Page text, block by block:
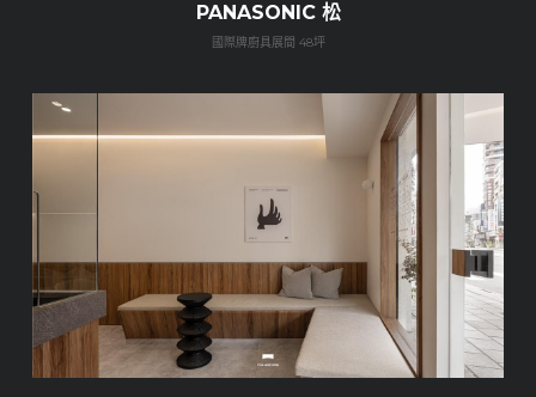
PANASONIC 松
國際牌廚具展間 48坪